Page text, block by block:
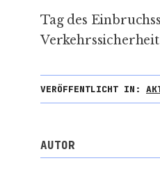
Tag des
VERÖFFENTLICHT IN:
AUTOR